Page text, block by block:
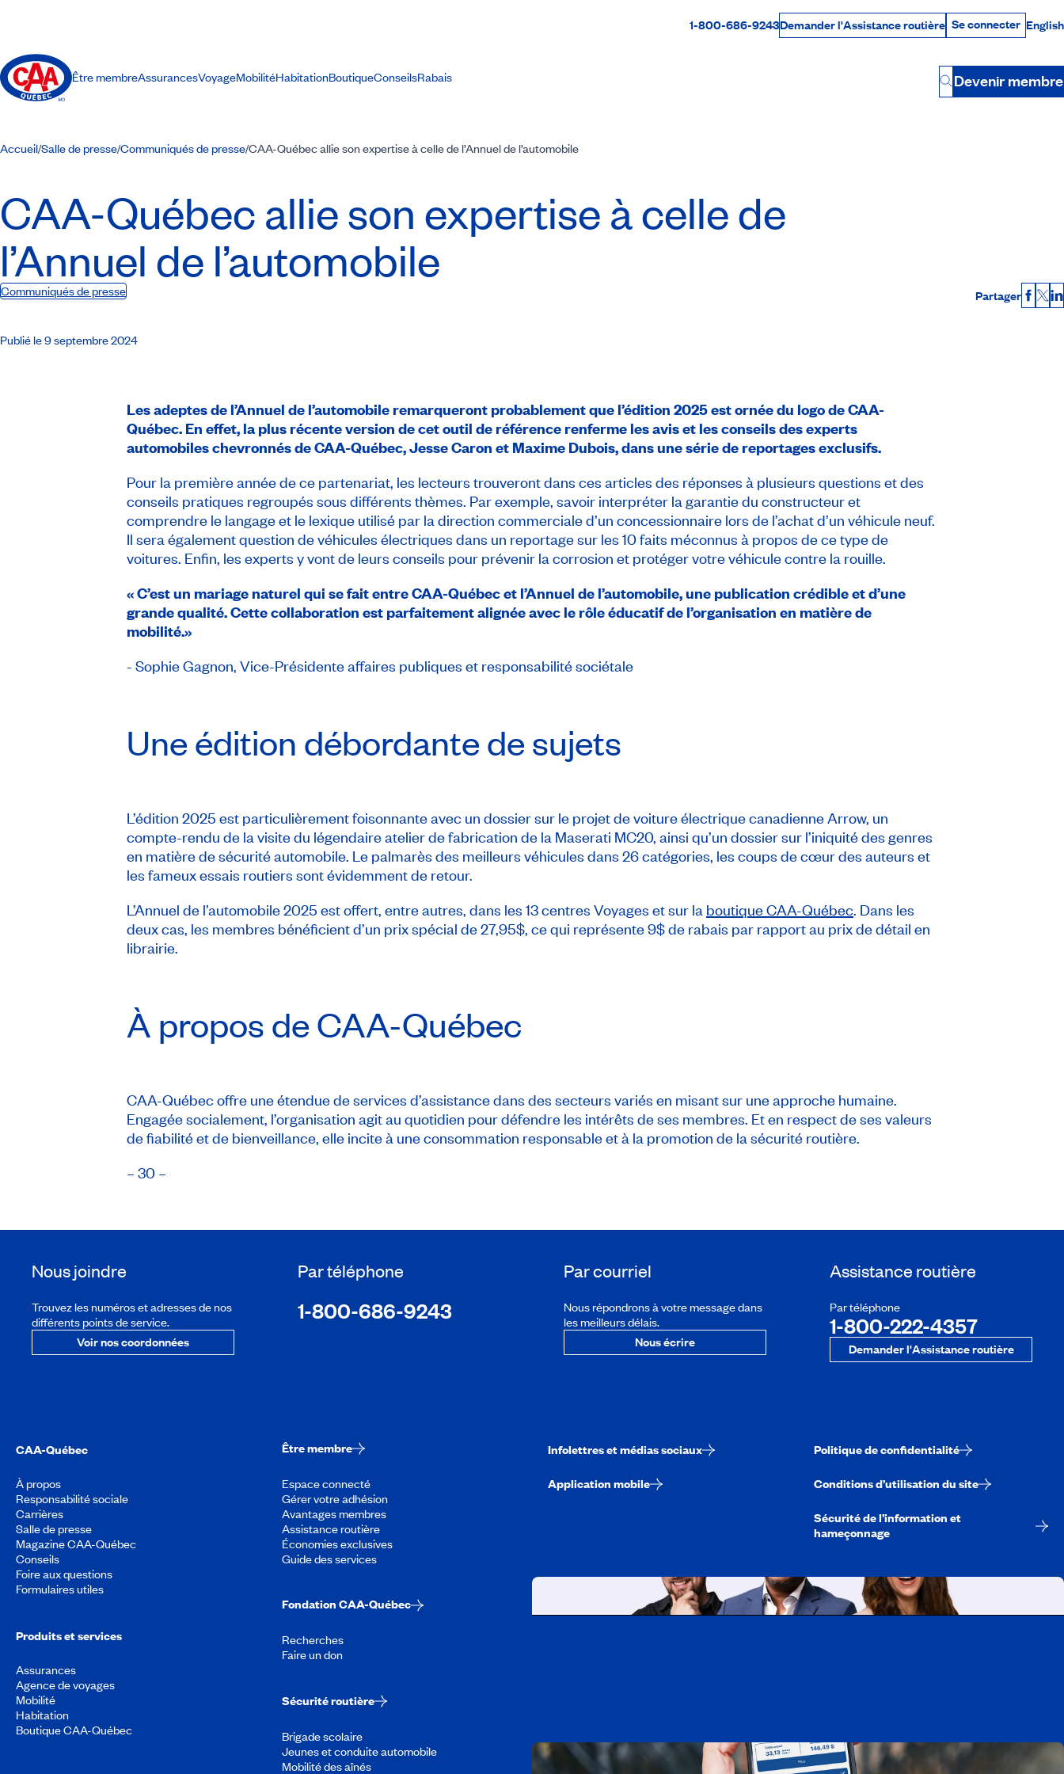
Par téléphone
1-800-686-9243Demander l'Assistance routière Se connecter
Se connecter English
Être membreAssurancesVoyageMobilitéHabitationBoutiqueConseilsRabais
Button
Devenir membre
Accueil/Salle de presse/Communiqués de presse/CAA-Québec allie son expertise à celle de l’Annuel de l’automobile
CAA-Québecallie son expertise à celle de
l’Annuel de l’automobile
Communiqués de presse Partager X
Publié le 9 septembre 2024
Les adeptes de l’Annuel de l’automobile remarqueront probablement que l’édition 2025 est ornée du logo de CAA-
Québec. En effet, la plus récente version de cet outil de référence renferme les avis et les conseils des experts
automobiles chevronnés de CAA-Québec, Jesse Caron et Maxime Dubois, dans une série de reportages exclusifs.
Pour la première année de ce partenariat, les lecteurs trouveront dans ces articles des réponses à plusieurs questions et des
conseils pratiques regroupés sous différents thèmes. Par exemple, savoir interpréter la garantie du constructeur et
comprendre le langage et le lexique utilisé par la direction commerciale d’un concessionnaire lors de l’achat d’un véhicule neuf.
Il sera également question de véhicules électriques dans un reportage sur les 10 faits méconnus à propos de ce type de
voitures. Enfin, les experts y vont de leurs conseils pour prévenir la corrosion et protéger votre véhicule contre la rouille.
« C’est un mariage naturel qui se fait entre CAA-Québec et l’Annuel de l’automobile, une publication crédible et d’une
grande qualité. Cette collaboration est parfaitement alignée avec le rôle éducatif de l’organisation en matière de
mobilité.»
​​- Sophie Gagnon, Vice-Présidente affaires publiques et responsabilité sociétale
Une édition débordante de sujets
L’édition 2025 est particulièrement foisonnante avec un dossier sur le projet de voiture électrique canadienne Arrow, un
compte-rendu de la visite du légendaire atelier de fabrication de la Maserati MC20, ainsi qu’un dossier sur l’iniquité des genres
en matière de sécurité automobile. Le palmarès des meilleurs véhicules dans 26 catégories, les coups de cœur des auteurs et
les fameux essais routiers sont évidemment de retour.
L’Annuel de l’automobile 2025 est offert, entre autres, dans les 13 centres Voyages et sur la boutique CAA-Québec. Dans les
deux cas, les membres bénéficient d’un prix spécial de 27,95$, ce qui représente 9$ de rabais par rapport au prix de détail en
librairie.
À propos deCAA-Québec
CAA-Québec offre une étendue de services d’assistance dans des secteurs variés en misant sur une approche humaine.
Engagée socialement, l’organisation agit au quotidien pour défendre les intérêts de ses membres. Et en respect de ses valeurs
de fiabilité et de bienveillance, elle incite à une consommation responsable et à la promotion de la sécurité routière.
– 30 –
Nous joindre
Trouvez les numéros et adresses de nos
différents points de service.
Voir nos coordonnées
Par téléphone
1-800-686-9243
Par courriel
Nous répondrons à votre message dans
les meilleurs délais.
Nous écrire
Assistance routière
Par téléphone
1-800-222-4357
Demander l'Assistance routière
CAA-Québec
À propos
Responsabilité sociale
Carrières
Salle de presse
Magazine CAA-Québec
Conseils
Foire aux questions
Formulaires utiles
Produits et services
Assurances
Agence de voyages
Mobilité
Habitation
Boutique CAA-Québec
Être membre
Espace connecté
Gérer votre adhésion
Avantages membres
Assistance routière
Économies exclusives
Guide des services
Fondation CAA-Québec
Recherches
Faire un don
Sécurité routière
Brigade scolaire
Jeunes et conduite automobile
Mobilité des aînés
Infolettres et médias sociaux
Application mobile
Politique de confidentialité
Conditions d’utilisation du site
Sécurité de l’information et
hameçonnage